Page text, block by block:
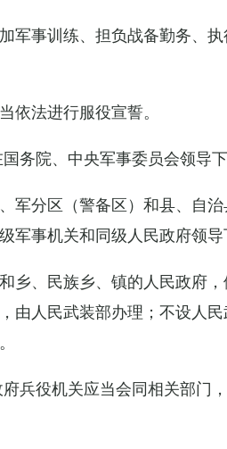
军事训练、担负战备勤务、
依法进行服役宣誓。
务院、中央军事委员会领导下
军分区（警备区）和县、自
军事机关和同级人民政府领
乡、民族乡、镇的人民政府
由人民武装部办理；不设人
兵役机关应当会同相关部门